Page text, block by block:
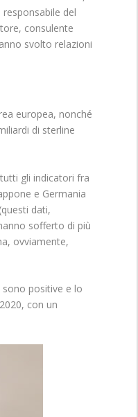
del
consulente
svolto relazioni
europea, nonché
di sterline
gli indicatori fra
e Germania
dati,
sofferto di più
ovviamente,
sono positive e lo
con un